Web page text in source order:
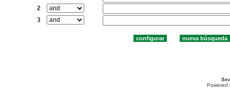
2
3
Powered